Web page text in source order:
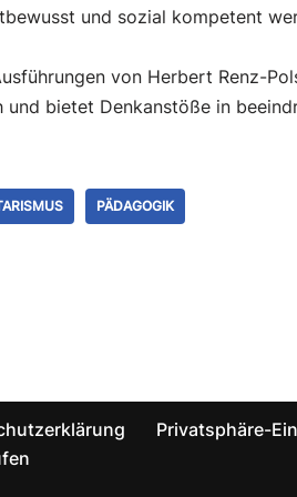
und sozial kompetent
von Herbert Renz-
bietet Denkanstöße in
PÄDAGOGIK
Privatsphäre-